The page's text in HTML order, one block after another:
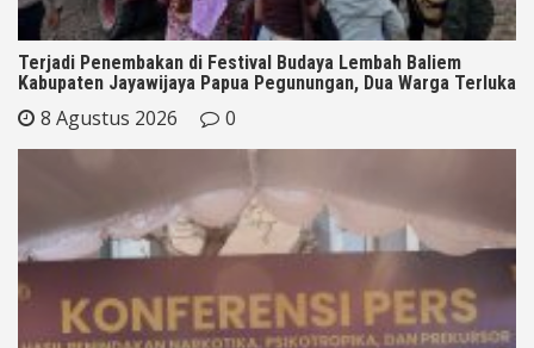
Terjadi Penembakan di Festival Budaya Lembah Baliem
Kabupaten Jayawijaya Papua Pegunungan, Dua Warga Terluka
8 Agustus 2026 0